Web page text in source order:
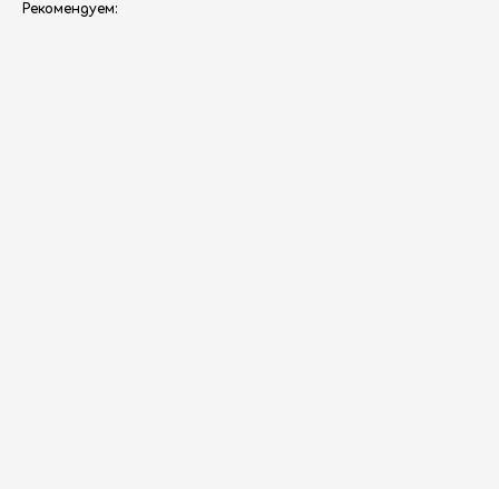
Рекомендуем: